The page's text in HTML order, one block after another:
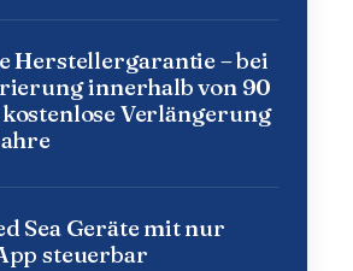
Herstellergarantie – bei
innerhalb von 90
Verlängerung
Sea Geräte mit nur
steuerbar